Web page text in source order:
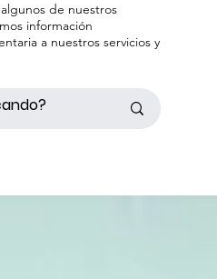
de nuestros
información
a nuestros servicios y